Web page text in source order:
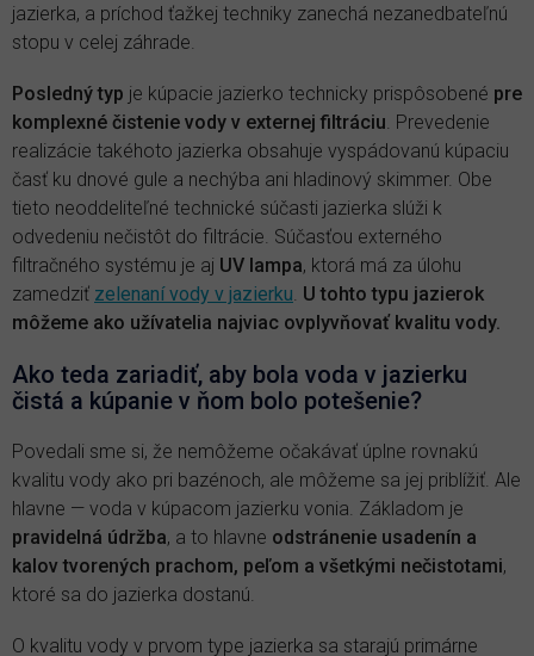
jazierka, a príchod ťažkej techniky zanechá nezanedbateľnú
stopu v celej záhrade.
Posledný typ je kúpacie jazierko technicky prispôsobené pre
komplexné čistenie vody v externej filtráciu . Prevedenie
realizácie takéhoto jazierka obsahuje vyspádovanú kúpaciu
časť ku dnové gule a nechýba ani hladinový skimmer. Obe
tieto neoddeliteľné technické súčasti jazierka slúži k
odvedeniu nečistôt do filtrácie. Súčasťou externého
filtračného systému je aj UV lampa, ktorá má za úlohu
zamedziť zelenaní vody v jazierku U tohto typu jazierok
môžeme ako užívatelia najviac ovplyvňovať kvalitu vody.
Ako teda zariadiť, aby bola voda v jazierku
čistá a kúpanie v ňom bolo potešenie?
Povedali sme si, že nemôžeme očakávať úplne rovnakú
kvalitu vody ako pri bazénoch, ale môžeme sa jej priblížiť. Ale
hlavne — voda v kúpacom jazierku vonia. Základom je
pravidelná údržba, a to hlavne odstránenie usadenín a
kalov tvorených prachom, peľom a všetkými nečistotami,
ktoré sa do jazierka dostanú.
O kvalitu vody v prvom type jazierka sa starajú primárne